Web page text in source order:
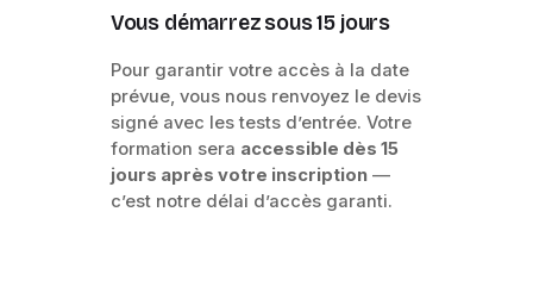
Vous démarrez sous 15 jours
Pour garantir votre accès à la date
prévue, vous nous renvoyez le devis
signé avec les tests d’entrée. Votre
formation sera accessible dès 15
jours après votre inscription—
c’est notre délai d’accès garanti.